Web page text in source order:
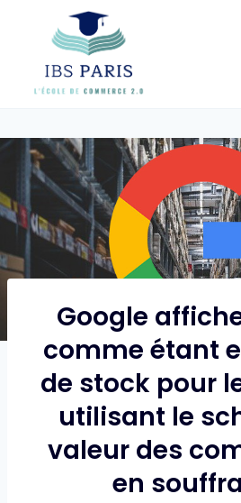
content
Google
comme étant
de stock pour
utilisant le
valeur des
en